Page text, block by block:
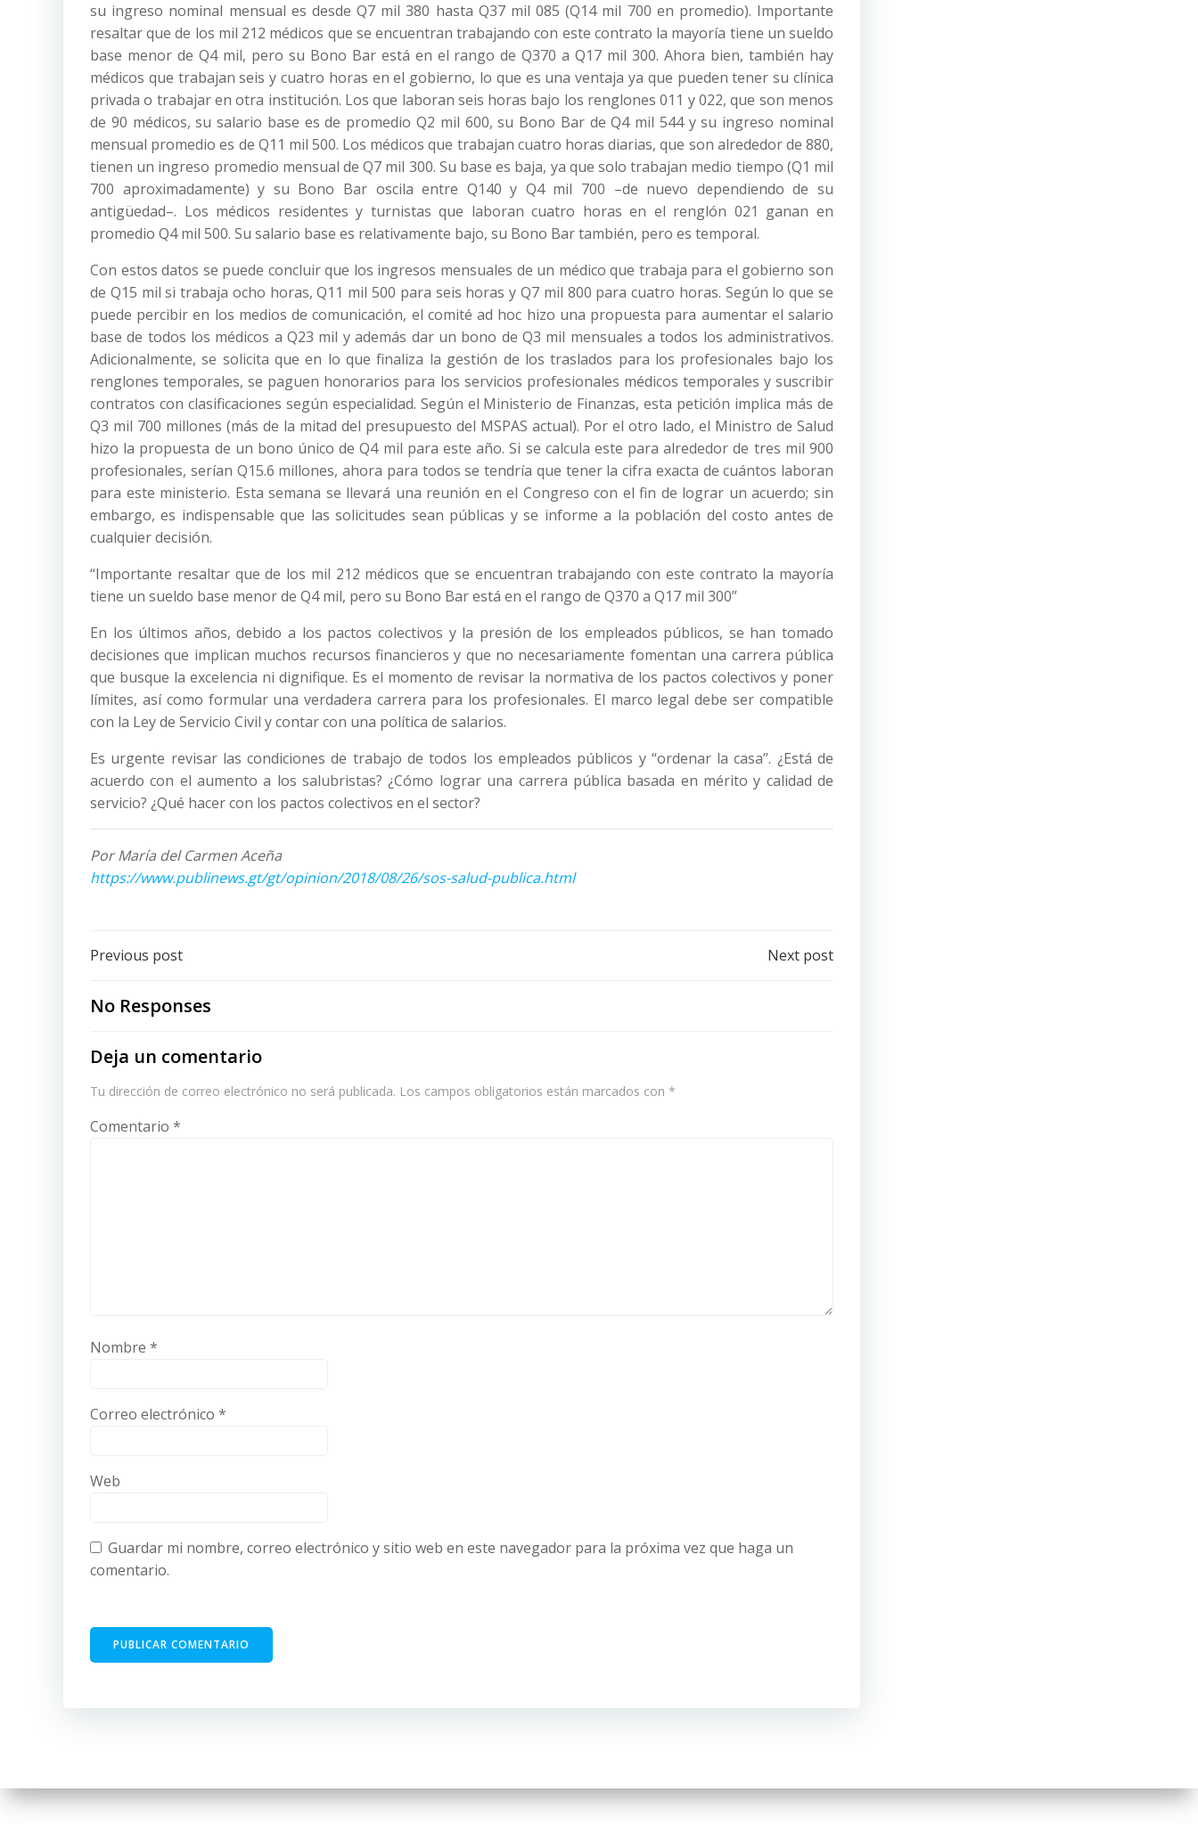
su ingreso nominal mensual es desde Q7 mil 380 hasta Q37 mil 085 (Q14 mil 700 en promedio). Importante
resaltar que de los mil 212 médicos que se encuentran trabajando con este contrato la mayoría tiene un sueldo
base menor de Q4 mil, pero su Bono Bar está en el rango de Q370 a Q17 mil 300. Ahora bien, también hay
médicos que trabajan seis y cuatro horas en el gobierno, lo que es una ventaja ya que pueden tener su clínica
privada o trabajar en otra institución. Los que laboran seis horas bajo los renglones 011 y 022, que son menos
de 90 médicos, su salario base es de promedio Q2 mil 600, su Bono Bar de Q4 mil 544 y su ingreso nominal
mensual promedio es de Q11 mil 500. Los médicos que trabajan cuatro horas diarias, que son alrededor de 880,
tienen un ingreso promedio mensual de Q7 mil 300. Su base es baja, ya que solo trabajan medio tiempo (Q1 mil
700 aproximadamente) y su Bono Bar oscila entre Q140 y Q4 mil 700 –de nuevo dependiendo de su
antigüedad–. Los médicos residentes y turnistas que laboran cuatro horas en el renglón 021 ganan en
promedio Q4 mil 500. Su salario base es relativamente bajo, su Bono Bar también, pero es temporal.
Con estos datos se puede concluir que los ingresos mensuales de un médico que trabaja para el gobierno son
de Q15 mil si trabaja ocho horas, Q11 mil 500 para seis horas y Q7 mil 800 para cuatro horas. Según lo que se
puede percibir en los medios de comunicación, el comité ad hoc hizo una propuesta para aumentar el salario
base de todos los médicos a Q23 mil y además dar un bono de Q3 mil mensuales a todos los administrativos.
Adicionalmente, se solicita que en lo que finaliza la gestión de los traslados para los profesionales bajo los
renglones temporales, se paguen honorarios para los servicios profesionales médicos temporales y suscribir
contratos con clasificaciones según especialidad. Según el Ministerio de Finanzas, esta petición implica más de
Q3 mil 700 millones (más de la mitad del presupuesto del MSPAS actual). Por el otro lado, el Ministro de Salud
hizo la propuesta de un bono único de Q4 mil para este año. Si se calcula este para alrededor de tres mil 900
profesionales, serían Q15.6 millones, ahora para todos se tendría que tener la cifra exacta de cuántos laboran
para este ministerio. Esta semana se llevará una reunión en el Congreso con el fin de lograr un acuerdo; sin
embargo, es indispensable que las solicitudes sean públicas y se informe a la población del costo antes de
cualquier decisión.
“Importante resaltar que de los mil 212 médicos que se encuentran trabajando con este contrato la mayoría
tiene un sueldo base menor de Q4 mil, pero su Bono Bar está en el rango de Q370 a Q17 mil 300”
En los últimos años, debido a los pactos colectivos y la presión de los empleados públicos, se han tomado
decisiones que implican muchos recursos financieros y que no necesariamente fomentan una carrera pública
que busque la excelencia ni dignifique. Es el momento de revisar la normativa de los pactos colectivos y poner
límites, así como formular una verdadera carrera para los profesionales. El marco legal debe ser compatible
con la Ley de Servicio Civil y contar con una política de salarios.
Es urgente revisar las condiciones de trabajo de todos los empleados públicos y “ordenar la casa”. ¿Está de
acuerdo con el aumento a los salubristas? ¿Cómo lograr una carrera pública basada en mérito y calidad de
servicio? ¿Qué hacer con los pactos colectivos en el sector?
Por María del Carmen Aceña
https://www.publinews.gt/gt/opinion/2018/08/26/sos-salud-publica.html
Post
navigation
Previous post Next post
No Responses
Deja un comentario
Tu dirección de correo electrónico no será publicada. Los campos obligatorios están marcados con *
Comentario *
Nombre *
Correo electrónico *
Web
Guardar mi nombre, correo electrónico y sitio web en este navegador para la próxima vez que haga un
comentario.